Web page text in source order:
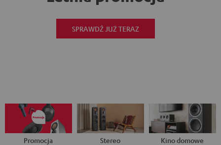
SPRAWDŹ JUŻ TERAZ
Promocja Stereo Kino domowe